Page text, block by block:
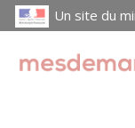
Un site du